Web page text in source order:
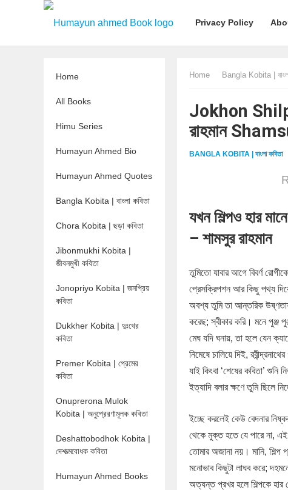
Privacy Policy
Home
All Books
Himu Series
Humayun Ahmed Bio
Humayun Ahmed Quotes
Bangla Kobita | বাংলা কবিতা
Chora Kobita | ছড়া কবিতা
Jibonmukhi Kobita |
জীবনমুখী কবিতা
Jonopriyo Kobita | জনপ্রিয়
কবিতা
Dukkher Kobita | দুঃখের
কবিতা
Premer Kobita | প্রেমের
কবিতা
Onuprerona Mulok
Kobita | অনুপ্রেরণামূলক কবিতা
Deshattobodhok Kobita |
দেশাত্মবোধক কবিতা
Humayun Ahmed Books
Home Bangla Kobita |
Jokhon
রাহমান
BANGLA KOBITA | বাংলা কবিতা
যখন শিল্পও হার মানে
– শামসুর রাহমান
তুমিতো যাবার আগে বিবর্ণ
প্রেসক্রিপশন আর কিছু পথ্য
অবশ্য তুমি তা আন্তরিক
করেছ; স্বীকার করি। মনে পুঞ্জ
মেঘ যদি ঘনায়, তা হলে যেন
নিমেষে চালিয়ে দিই,
যাই কিংবা ‘শেষের কবিতা’ শুনি
ইত্যাদি বলার ক্ষণে তুমি ছিলে
ইচ্ছে করলেই কেউ বেদনার
থেকে মুক্ত হতে যে পারে না,
তোমার অজানা নয়। মানি, শিল্প
মনোভাব কিছুটা লাঘব করে;
অত্যন্ত প্রখর হলে শিল্পকে হার